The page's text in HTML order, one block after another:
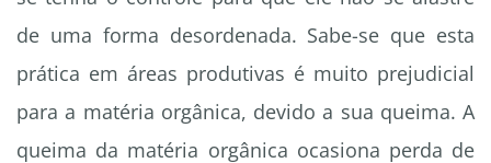
de uma forma desordenada. Sabe-se que esta
prática em áreas produtivas é muito prejudicial
para a matéria orgânica, devido a sua queima. A
queima da matéria orgânica ocasiona perda de